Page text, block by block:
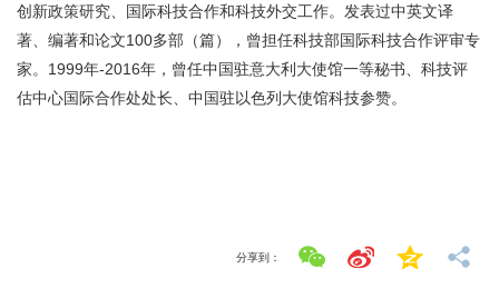
创新政策研究、国际科技合作和科技外交工作。发表过中英文译
著、编著和论文100多部（篇），曾担任科技部国际科技合作评审专
家。1999年-2016年，曾任中国驻意大利大使馆一等秘书、科技评
估中心国际合作处处长、中国驻以色列大使馆科技参赞。
分享到：